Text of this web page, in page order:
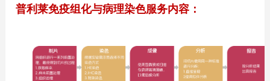
普利莱免疫组化与病理染色服务内容：